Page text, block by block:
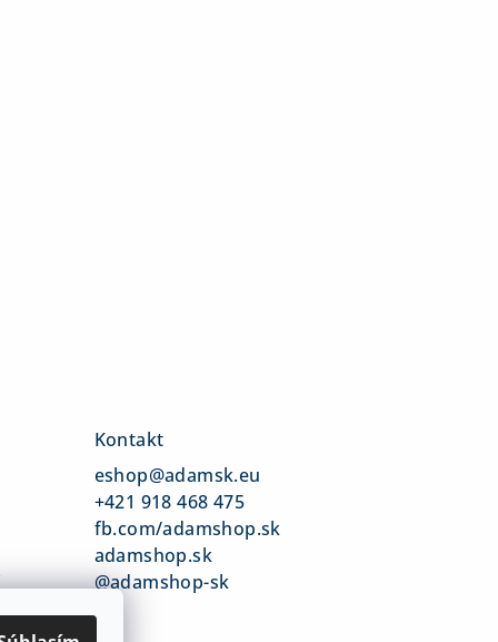
Kontakt
eshop@adamsk.eu
+421 918 468 475
fb.com/adamshop.sk
adamshop.sk
@adamshop-sk